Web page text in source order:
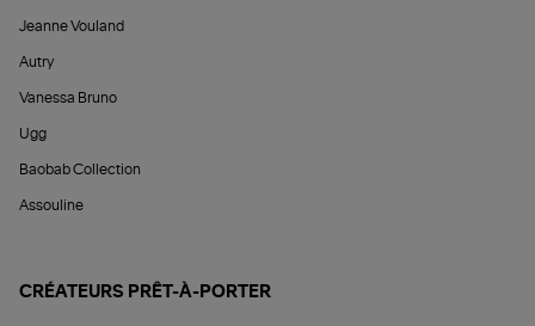
Jeanne Vouland
Autry
Vanessa Bruno
Ugg
Baobab Collection
Assouline
CRÉATEURS PRÊT-À-PORTER